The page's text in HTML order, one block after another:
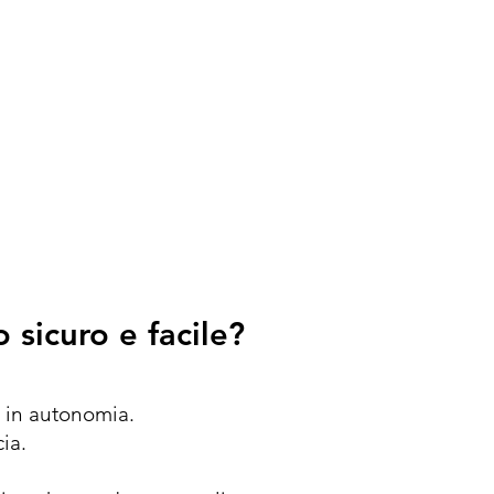
sicuro e facile?
autonomia.